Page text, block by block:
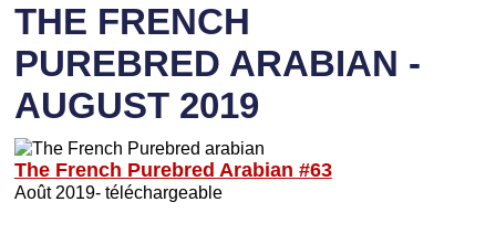
THE FRENCH
PUREBRED ARABIAN -
AUGUST 2019
The French Purebred Arabian #63
Août 2019- téléchargeable